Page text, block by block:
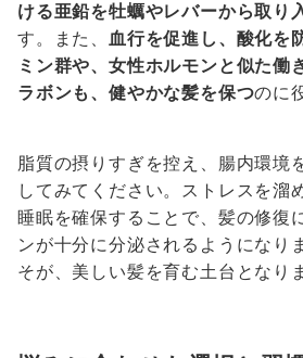
ける亜鉛を牡蠣やレバーから取り
す。また、 血行を促進し、酸化を
ミン群や、女性ホルモンと似た働
ラボンも、健やかな髪を保つのに
脂質の摂りすぎを控え、腸内環境
してみてください。ストレスを溜
睡眠を確保することで、髪の修復
ンが十分に分泌されるようになり
そが、美しい髪を育む土台となり